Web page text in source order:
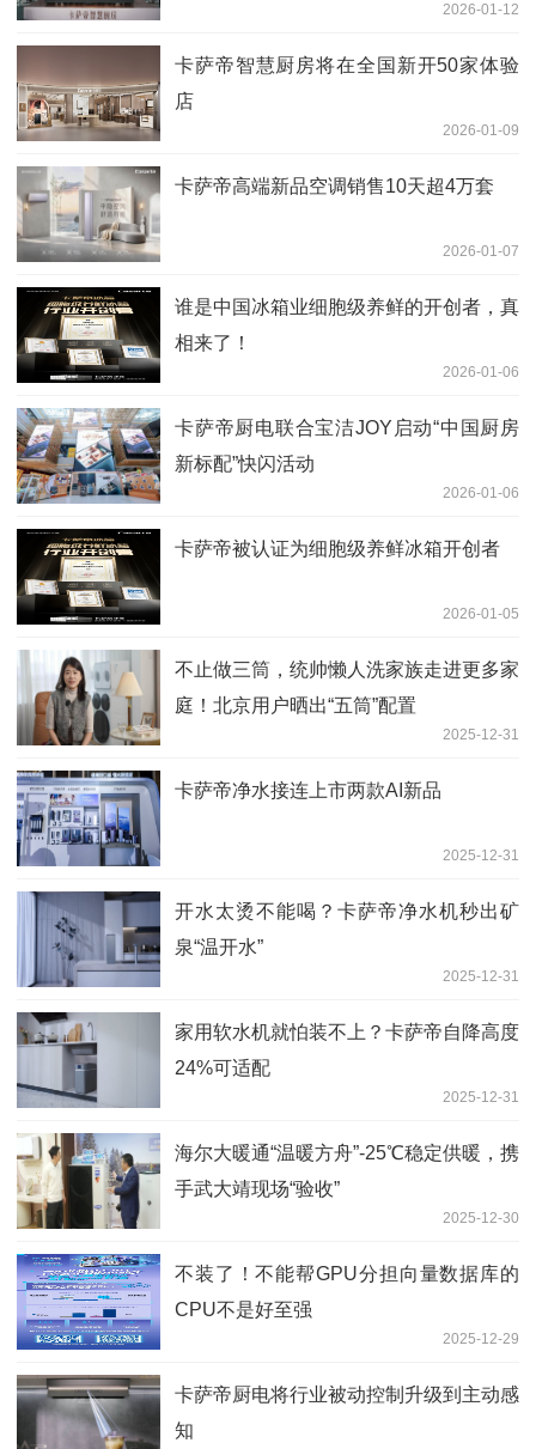
2026-01-12
卡萨帝智慧厨房将在全国新开50家体验
店
2026-01-09
卡萨帝高端新品空调销售10天超4万套
2026-01-07
谁是中国冰箱业细胞级养鲜的开创者，真
相来了！
2026-01-06
卡萨帝厨电联合宝洁JOY启动“中国厨房
新标配”快闪活动
2026-01-06
卡萨帝被认证为细胞级养鲜冰箱开创者
2026-01-05
不止做三筒，统帅懒人洗家族走进更多家
庭！北京用户晒出“五筒”配置
2025-12-31
卡萨帝净水接连上市两款AI新品
2025-12-31
开水太烫不能喝？卡萨帝净水机秒出矿
泉“温开水”
2025-12-31
家用软水机就怕装不上？卡萨帝自降高度
24%可适配
2025-12-31
海尔大暖通“温暖方舟”-25℃稳定供暖，携
手武大靖现场“验收”
2025-12-30
不装了！不能帮GPU分担向量数据库的
CPU不是好至强
2025-12-29
卡萨帝厨电将行业被动控制升级到主动感
知